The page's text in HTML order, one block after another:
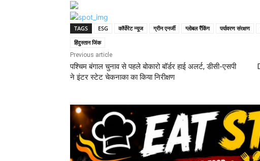
TAGS ESG कॉर्पोरेट न्यूज ग्रीन एनर्जी ग्लोबल रैंकिंग पर्यावरण संरक्षण
हिंदुस्तान जिंक
Previous article
पश्चिम बंगाल चुनाव से पहले बोकारो बॉर्डर हाई अलर्ट, डीसी-एसपी
ने इंटर स्टेट चेकनाका का किया निरीक्षण